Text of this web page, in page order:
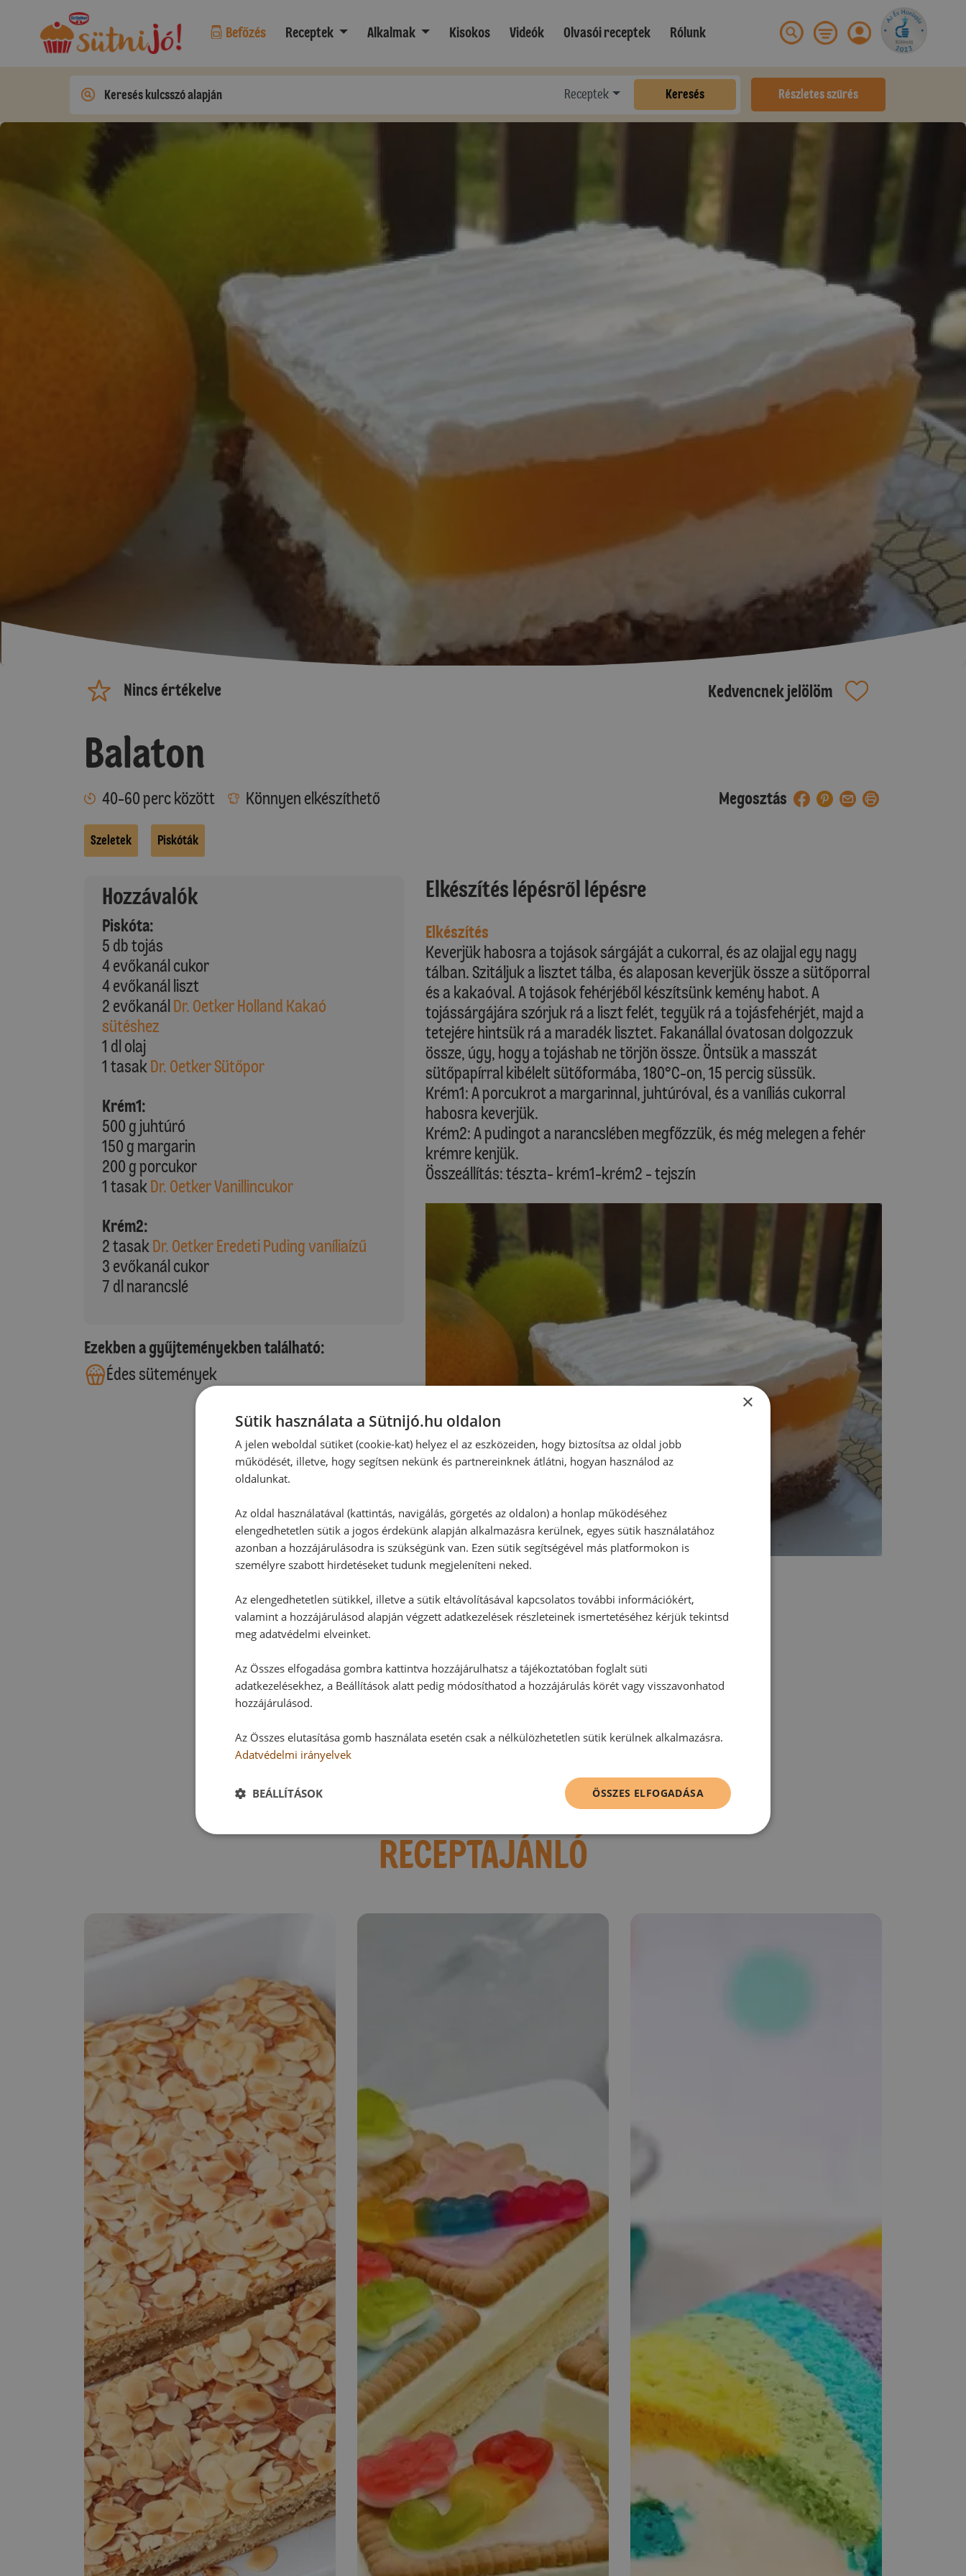
Befőzés Receptek Alkalmak Kisokos Videók Olvasói receptek Rólunk
Receptek Keresés Részletes szűrés
Nincs értékelve Kedvencnek jelölöm
Balaton
40-60 perc között Könnyen elkészíthető Megosztás
Szeletek Piskóták
Hozzávalók
Piskóta:
5 db tojás
4 evőkanál cukor
4 evőkanál liszt
2 evőkanálDr. Oetker Holland Kakaó
sütéshez
1 dl olaj
1 tasakDr. Oetker Sütőpor
Krém1:
500 g juhtúró
150 g margarin
200 g porcukor
1 tasakDr. Oetker Vanillincukor
Krém2:
2 tasakDr. Oetker Eredeti Puding vaníliaízű
3 evőkanál cukor
7 dl narancslé
Ezekben a gyűjteményekben található:
Édes sütemények
Elkészítés lépésről lépésre
Elkészítés
Keverjük habosra a tojások sárgáját a cukorral, és az olajjal egy nagy
tálban. Szitáljuk a lisztet tálba, és alaposan keverjük össze a sütőporral
és a kakaóval. A tojások fehérjéből készítsünk kemény habot. A
tojássárgájára szórjuk rá a liszt felét, tegyük rá a tojásfehérjét, majd a
tetejére hintsük rá a maradék lisztet. Fakanállal óvatosan dolgozzuk
össze, úgy, hogy a tojáshab ne törjön össze. Öntsük a masszát
sütőpapírral kibélelt sütőformába, 180°C-on, 15 percig süssük.
Krém1: A porcukrot a margarinnal, juhtúróval, és a vaníliás cukorral
habosra keverjük.
Krém2: A pudingot a narancslében megfőzzük, és még melegen a fehér
krémre kenjük.
Összeállítás: tészta- krém1-krém2 - tejszín
Hozzászólások
Ehhez a recepthez még nem érkezett hozzászólás.
Hozzászólás írása
Vélemény írásához, kérjük,jelentkezz be!
RECEPTAJÁNLÓ
×
Sütik használata a Sütnijó.hu oldalon
A jelen weboldal sütiket (cookie-kat) helyez el az eszközeiden, hogy biztosítsa az oldal jobb
működését, illetve, hogy segítsen nekünk és partnereinknek átlátni, hogyan használod az
oldalunkat.
Az oldal használatával (kattintás, navigálás, görgetés az oldalon) a honlap működéséhez
elengedhetetlen sütik a jogos érdekünk alapján alkalmazásra kerülnek, egyes sütik használatához
azonban a hozzájárulásodra is szükségünk van. Ezen sütik segítségével más platformokon is
személyre szabott hirdetéseket tudunk megjeleníteni neked.
Az elengedhetetlen sütikkel, illetve a sütik eltávolításával kapcsolatos további információkért,
valamint a hozzájárulásod alapján végzett adatkezelések részleteinek ismertetéséhez kérjük tekintsd
meg adatvédelmi elveinket.
Az Összes elfogadása gombra kattintva hozzájárulhatsz a tájékoztatóban foglalt süti
adatkezelésekhez, a Beállítások alatt pedig módosíthatod a hozzájárulás körét vagy visszavonhatod
hozzájárulásod.
Az Összes elutasítása gomb használata esetén csak a nélkülözhetetlen sütik kerülnek alkalmazásra.
Adatvédelmi irányelvek
ÖSSZES ELFOGADÁSA
BEÁLLÍTÁSOK